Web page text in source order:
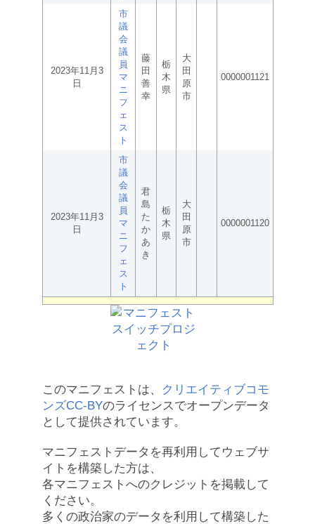
2023年11月3
日
市
議
会
議
員
マ
ニ
フ
ェ
ス
ト
藤
田
善
幸
栃
木
県
大
田
原
市
0000001121
2023年11月3
日
市
議
会
議
員
マ
ニ
フ
ェ
ス
ト
君
島
た
か
あ
き
栃
木
県
大
田
原
市
0000001120
このマニフェストは、
クリエイティブコモ
ンズCC-BYのライセンスでオープンデータ
として提供されています。
マニフェストデータを再利用してウェブサ
イトを構築した方は、
各マニフェストへのクレジットを掲載して
ください。
多くの政治家のデータを利用して構築した